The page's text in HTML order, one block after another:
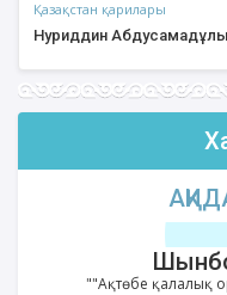
Қазақстан қарилары
Нуриддин Абдусамадұлы
""Ақтөбе қалалық